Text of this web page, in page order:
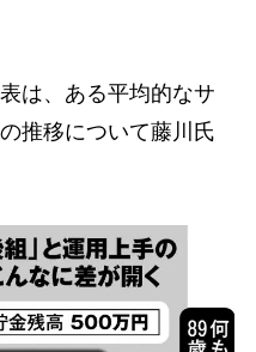
は、ある平均的なサ
推移について藤川氏